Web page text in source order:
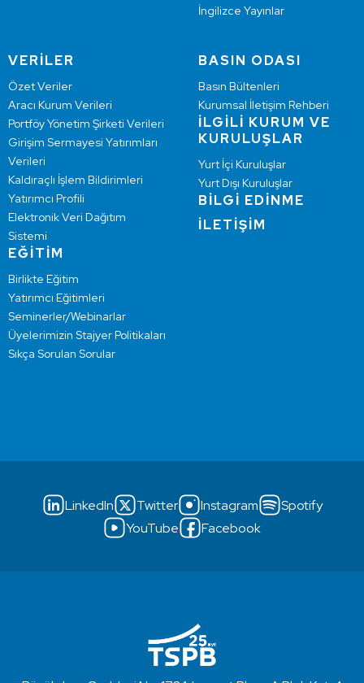
İngilizce Yayınlar
VERİLER
Özet Veriler
Aracı Kurum Verileri
Portföy Yönetim Şirketi Verileri
Girişim Sermayesi Yatırımları
Verileri
Kaldıraçlı İşlem Bildirimleri
Yatırımcı Profili
Elektronik Veri Dağıtım
Sistemi
EĞİTİM
Birlikte Eğitim
Yatırımcı Eğitimleri
Seminerler/Webinarlar
Üyelerimizin Stajyer Politikaları
Sıkça Sorulan Sorular
BASIN ODASI
Basın Bültenleri
Kurumsal İletişim Rehberi
İLGİLİ KURUM VE
KURULUŞLAR
Yurt İçi Kuruluşlar
Yurt Dışı Kuruluşlar
BİLGİ EDİNME
İLETİŞİM
LinkedIn Twitter Instagram
Spotify
YouTube
Facebook